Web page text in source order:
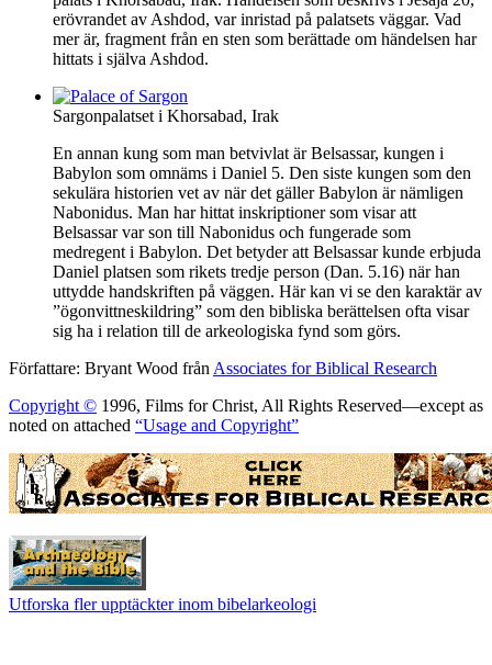
erövrandet av Ashdod, var inristad på palatsets väggar. Vad
mer är, fragment från en sten som berättade om händelsen har
hittats i själva Ashdod.
Sargonpalatset i Khorsabad, Irak
En annan kung som man betvivlat är Belsassar, kungen i
Babylon som omnäms i Daniel 5. Den siste kungen som den
sekulära historien vet av när det gäller Babylon är nämligen
Nabonidus. Man har hittat inskriptioner som visar att
Belsassar var son till Nabonidus och fungerade som
medregent i Babylon. Det betyder att Belsassar kunde erbjuda
Daniel platsen som rikets tredje person (Dan. 5.16) när han
uttydde handskriften på väggen. Här kan vi se den karaktär av
”ögonvittneskildring” som den bibliska berättelsen ofta visar
sig ha i relation till de arkeologiska fynd som görs.
Författare: Bryant Wood från Associates for Biblical Research
Copyright © 1996, Films for Christ, All Rights Reserved—except as
noted on attached “Usage and Copyright”
Utforska fler upptäckter inom bibelarkeologi